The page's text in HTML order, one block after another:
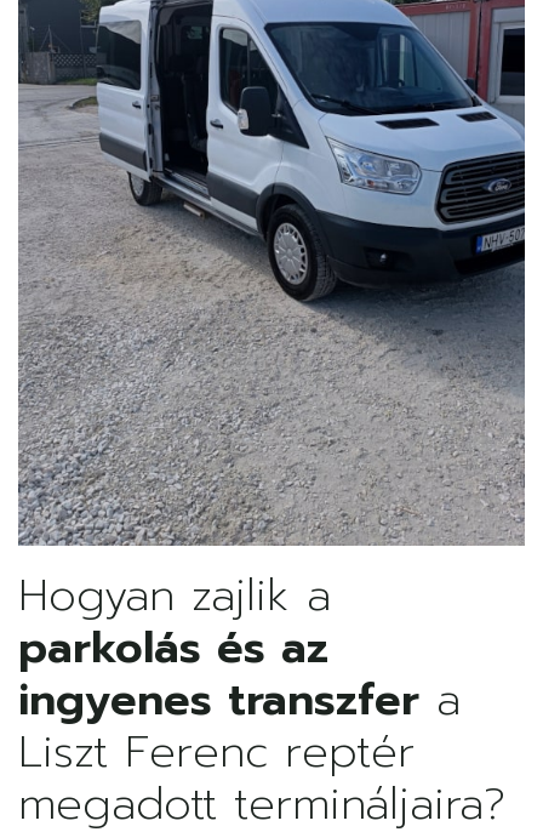
Hogyan zajlik a
parkolás és az
ingyenes transzfer a
Liszt Ferenc reptér
megadott termináljaira?